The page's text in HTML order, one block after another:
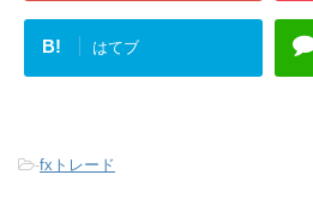
B! はてブ
-fxトレード